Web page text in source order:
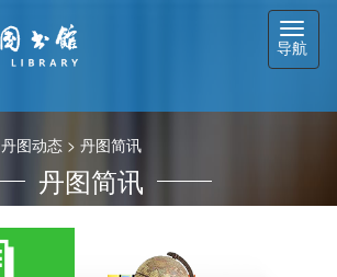
切
换
导
导航
丹图动态 > 丹图简讯
丹图简讯